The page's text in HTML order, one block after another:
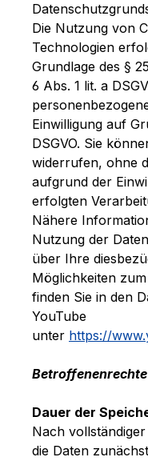
Die Nutzung von
Technologien
Grundlage des §
6 Abs. 1 lit. a
Einwilligung auf
DSGVO. Sie
widerrufen, ohne
aufgrund der
erfolgten
Nähere
Nutzung der
über Ihre
Möglichkeiten
finden Sie in den
YouTube
unter https://
Dauer der
Nach
die Daten